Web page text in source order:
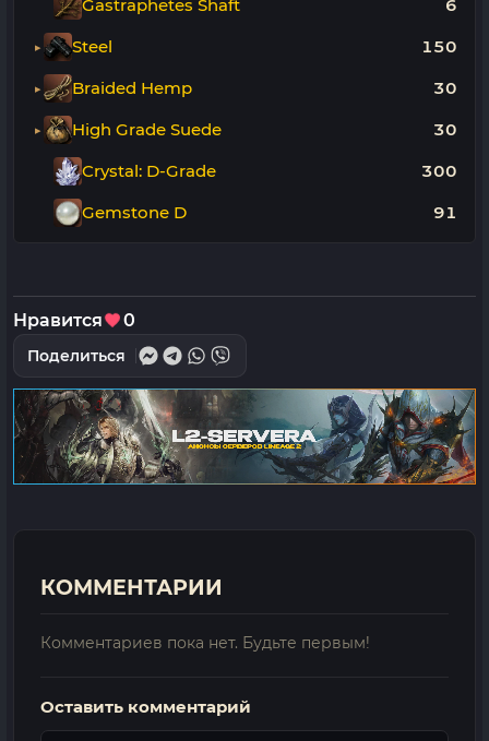
Gastraphetes Shaft 6
Steel 150
Braided Hemp 30
High Grade Suede 30
Crystal: D-Grade 300
Gemstone D 91
Нравится 0
Поделиться
КОММЕНТАРИИ
Комментариев пока нет. Будьте первым!
Оставить комментарий